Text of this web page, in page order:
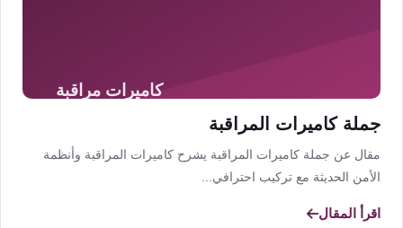
جملة كاميرات المراقبة
مقال عن جملة كاميرات المراقبة يشرح كاميرات المراقبة وأنظمة
الأمن الحديثة مع تركيب احترافي...
اقرأ المقال